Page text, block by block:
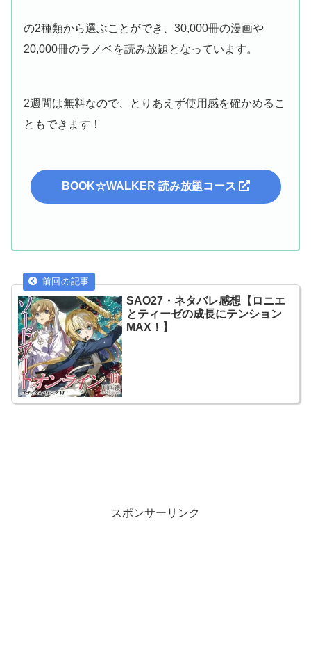
の2種類から選ぶことができ、30,000冊の漫画や
20,000冊のラノベを読み放題となっています。
2週間は無料なので、とりあえず使用感を確かめるこ
ともできます！
BOOK☆WALKER 読み放題コース
SAO27・ネタバレ感想【ロニエ
とティーゼの成長にテンション
MAX！】
スポンサーリンク